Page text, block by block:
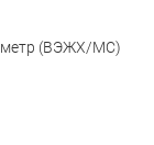
(ВЭЖХ/МС)